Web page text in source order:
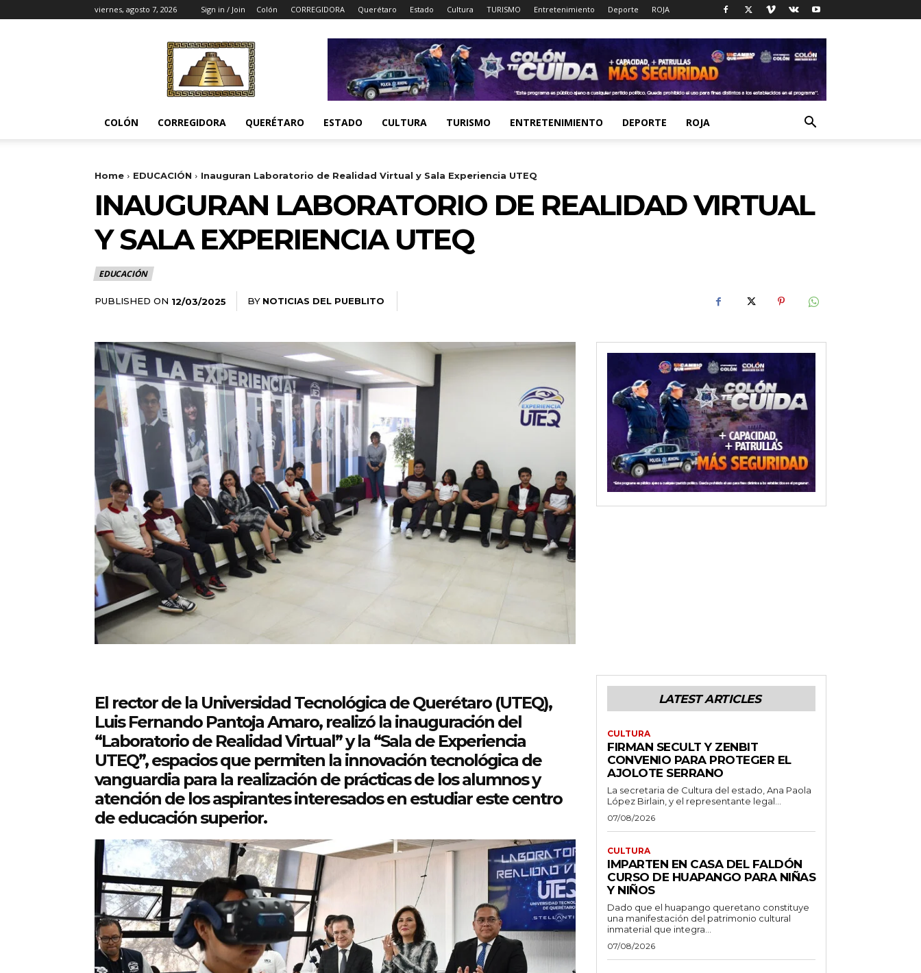
viernes, agosto 7, 2026 Sign in / Join Colón CORREGIDORA Querétaro Estado Cultura TURISMO Entretenimiento Deporte ROJA
Noticias
del
Pueblito
COLÓN CORREGIDORA QUERÉTARO ESTADO CULTURA TURISMO ENTRETENIMIENTO DEPORTE ROJA
Home EDUCACIÓN Inauguran Laboratorio de Realidad Virtual y Sala Experiencia UTEQ
INAUGURAN LABORATORIO DE REALIDAD VIRTUAL
Y SALA EXPERIENCIA UTEQ
EDUCACIÓN
PUBLISHED ON 12/03/2025 BY NOTICIAS DEL PUEBLITO
El rector de la Universidad Tecnológica de Querétaro (UTEQ),
Luis Fernando Pantoja Amaro, realizó la inauguración del
“Laboratorio de Realidad Virtual” y la “Sala de Experiencia
UTEQ”, espacios que permiten la innovación tecnológica de
vanguardia para la realización de prácticas de los alumnos y
atención de los aspirantes interesados en estudiar este centro
de educación superior.
LATEST ARTICLES
CULTURA
FIRMAN SECULT Y ZENBIT
CONVENIO PARA PROTEGER EL
AJOLOTE SERRANO
La secretaria de Cultura del estado, Ana Paola
López Birlain, y el representante legal...
07/08/2026
CULTURA
IMPARTEN EN CASA DEL FALDÓN
CURSO DE HUAPANGO PARA NIÑAS
Y NIÑOS
Dado que el huapango queretano constituye
una manifestación del patrimonio cultural
inmaterial que integra...
07/08/2026